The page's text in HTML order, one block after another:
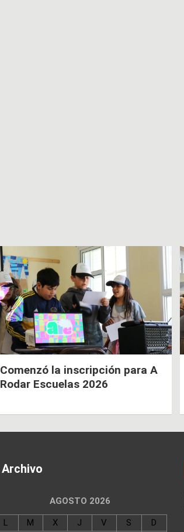
Comenzó la inscripción para A
Rodar Escuelas 2026
Archivo
AGOSTO 2026
L M X J V S D